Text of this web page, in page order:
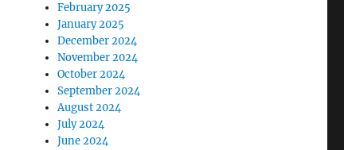
February 2025
January 2025
December 2024
November 2024
October 2024
September 2024
August 2024
July 2024
June 2024